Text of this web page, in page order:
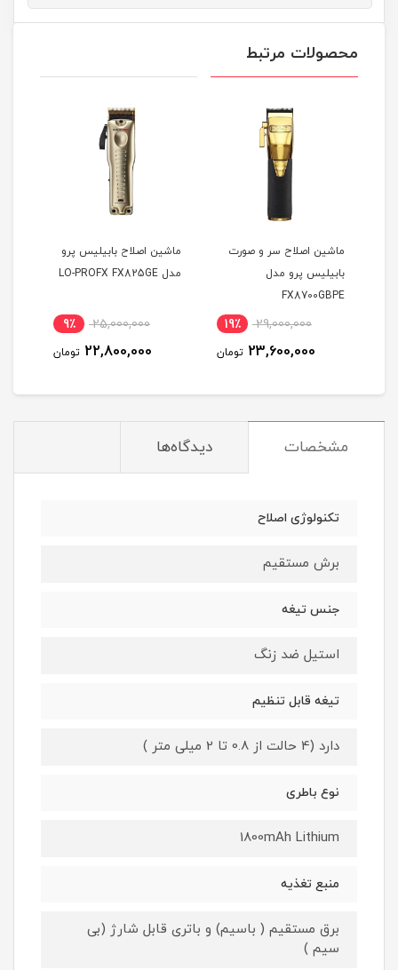
محصولات مرتبط
ماشین اصلاح سر و صورت
بابیلیس پرو مدل
FX8700GBPE
29,000,000 19٪
23,600,000 تومان
ماشین اصلاح بابیلیس پرو
مدل LO-PROFX FX825GE
25,000,000 9٪
22,800,000 تومان
مشخصات دیدگاه‌ها
تکنولوژی اصلاح
برش مستقیم
جنس تیغه
استیل ضد زنگ
تیغه قابل تنظیم
دارد (4 حالت از 0.8 تا 2 میلی متر )
نوع باطری
1800mAh Lithium
منبع تغذیه
برق مستقیم ( باسیم) و باتری قابل شارژ (بی
سیم )